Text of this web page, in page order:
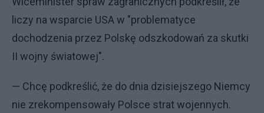
liczy na wsparcie USA w "problematyce
dochodzenia przez Polskę odszkodowań za skutki
II wojny światowej".
— Chcę podkreślić, że do dnia dzisiejszego Niemcy
nie zrekompensowały Polsce strat wojennych.